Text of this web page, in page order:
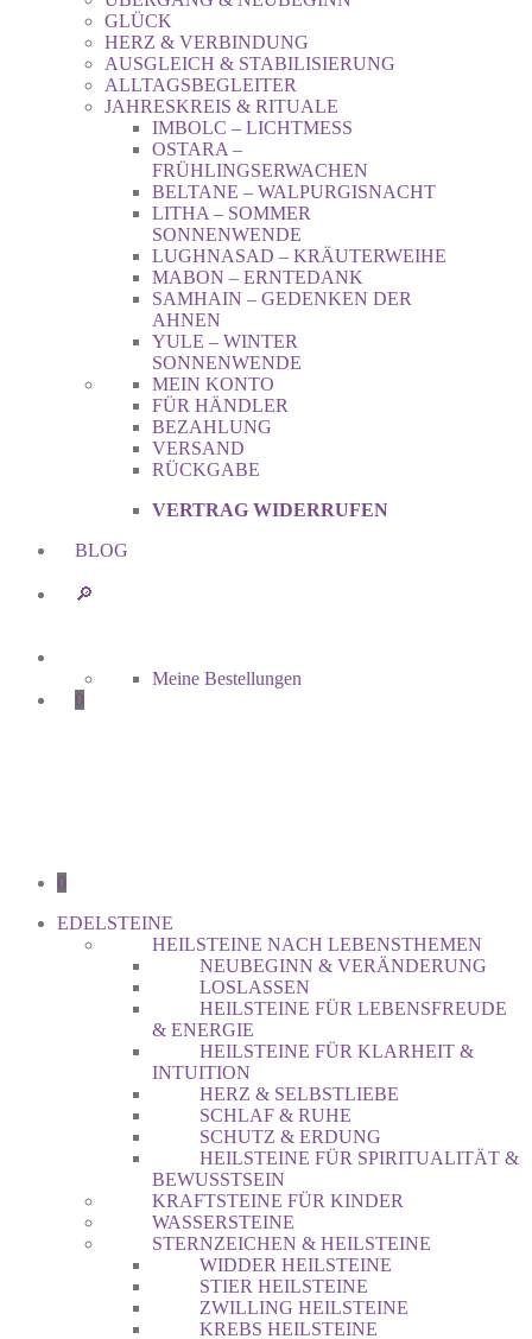
GLÜCK
HERZ & VERBINDUNG
AUSGLEICH & STABILISIERUNG
ALLTAGSBEGLEITER
JAHRESKREIS & RITUALE
IMBOLC – LICHTMESS
OSTARA –
FRÜHLINGSERWACHEN
BELTANE – WALPURGISNACHT
LITHA – SOMMER
SONNENWENDE
LUGHNASAD – KRÄUTERWEIHE
MABON – ERNTEDANK
SAMHAIN – GEDENKEN DER
AHNEN
YULE – WINTER
SONNENWENDE
MEIN KONTO
FÜR HÄNDLER
BEZAHLUNG
VERSAND
RÜCKGABE
VERTRAG WIDERRUFEN
BLOG
🔎︎
Meine Bestellungen
0
0
EDELSTEINE
HEILSTEINE NACH LEBENSTHEMEN
NEUBEGINN & VERÄNDERUNG
LOSLASSEN
HEILSTEINE FÜR LEBENSFREUDE
& ENERGIE
HEILSTEINE FÜR KLARHEIT &
INTUITION
HERZ & SELBSTLIEBE
SCHLAF & RUHE
SCHUTZ & ERDUNG
HEILSTEINE FÜR SPIRITUALITÄT &
BEWUSSTSEIN
KRAFTSTEINE FÜR KINDER
WASSERSTEINE
STERNZEICHEN & HEILSTEINE
WIDDER HEILSTEINE
STIER HEILSTEINE
ZWILLING HEILSTEINE
KREBS HEILSTEINE